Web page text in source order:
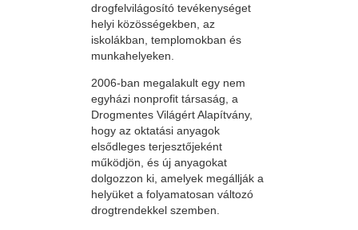
drogfelvilágosító tevékenységet
helyi közösségekben, az
iskolákban, templomokban és
munkahelyeken.
2006-ban megalakult egy nem
egyházi nonprofit társaság, a
Drogmentes Világért Alapítvány,
hogy az oktatási anyagok
elsődleges terjesztőjeként
működjön, és új anyagokat
dolgozzon ki, amelyek megállják a
helyüket a folyamatosan változó
drogtrendekkel szemben.